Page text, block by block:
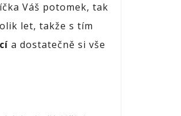
Váš potomek, tak
let, takže s tím
a dostatečně si vše